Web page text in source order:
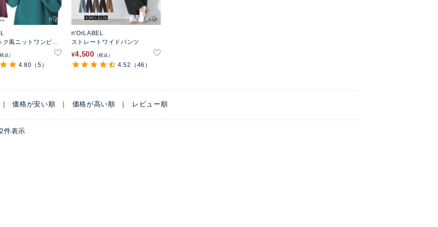
風ニットワンピー
込
4.80 （5）
n'OrLABEL
ストレートワイドパンツ
¥4,500 税込
4.52 （46）
価格が安い順 価格が高い順 レビュー順
2件表示